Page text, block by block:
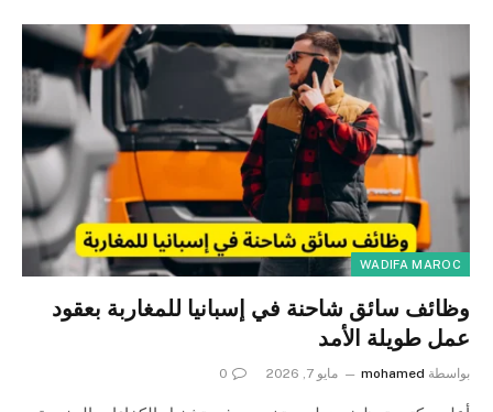
WADIFA MAROC
وظائف سائق شاحنة في إسبانيا للمغاربة بعقود
عمل طويلة الأمد
بواسطة mohamed مايو 7, 2026 0